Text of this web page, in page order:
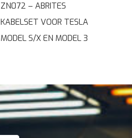
ZN072 – ABRITES
KABELSET VOOR TESLA
MODEL S/X EN MODEL 3